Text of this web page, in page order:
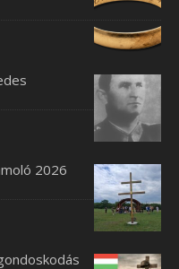
2026